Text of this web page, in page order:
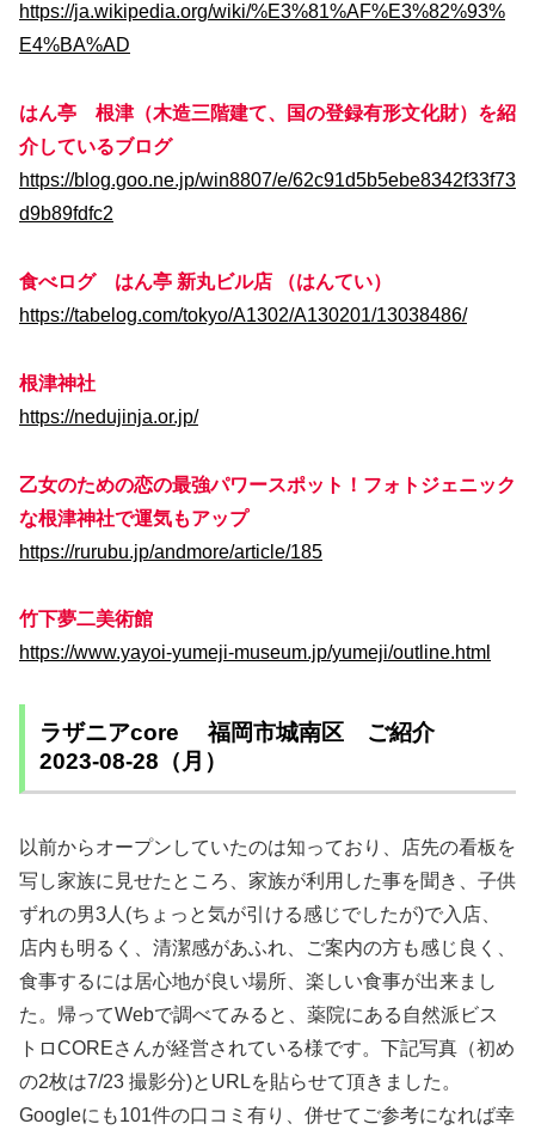
https://ja.wikipedia.org/wiki/%E3%81%AF%E3%82%93%
E4%BA%AD
はん亭 根津（木造三階建て、国の登録有形文化財）を紹
介しているブログ
https://blog.goo.ne.jp/win8807/e/62c91d5b5ebe8342f33f73
d9b89fdfc2
食べログ はん亭 新丸ビル店 （はんてい）
https://tabelog.com/tokyo/A1302/A130201/13038486/
根津神社
https://nedujinja.or.jp/
乙女のための恋の最強パワースポット！フォトジェニック
な根津神社で運気もアップ
https://rurubu.jp/andmore/article/185
竹下夢二美術館
https://www.yayoi-yumeji-museum.jp/yumeji/outline.html
ラザニアcore 福岡市城南区 ご紹介
2023-08-28（月）
以前からオープンしていたのは知っており、店先の看板を
写し家族に見せたところ、家族が利用した事を聞き、子供
ずれの男3人(ちょっと気が引ける感じでしたが)で入店、
店内も明るく、清潔感があふれ、ご案内の方も感じ良く、
食事するには居心地が良い場所、楽しい食事が出来まし
た。帰ってWebで調べてみると、薬院にある自然派ビス
トロCOREさんが経営されている様です。下記写真（初め
の2枚は7/23 撮影分)とURLを貼らせて頂きました。
Googleにも101件の口コミ有り、併せてご参考になれば幸